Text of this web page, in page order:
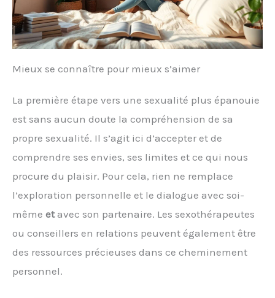
Mieux se connaître pour mieux s’aimer
La première étape vers une sexualité plus épanouie
est sans aucun doute la compréhension de sa
propre sexualité. Il s’agit ici d’accepter et de
comprendre ses envies, ses limites et ce qui nous
procure du plaisir. Pour cela, rien ne remplace
l’exploration personnelle et le dialogue avec soi-
même etavec son partenaire. Les sexothérapeutes
ou conseillers en relations peuvent également être
des ressources précieuses dans ce cheminement
personnel.